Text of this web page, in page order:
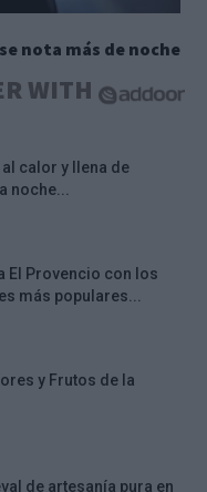
nota más de noche
WITH
calor y llena de
noche...
El Provencio con los
más populares...
y Frutos de la
de artesanía pura en